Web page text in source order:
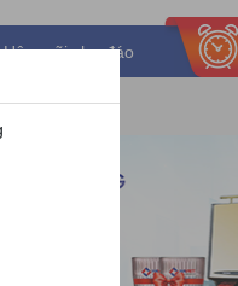
Hậu mãi chu đáo